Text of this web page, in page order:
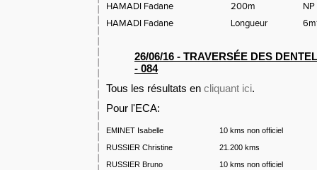
HAMADI Fadane
200m NP
HAMADI Fadane
Longueur
26/06/16 - TRAVERSÉE DES
- 084
Tous les résultats en cliquant ici.
Pour l'ECA:
EMINET Isabelle
10 kms non officiel
RUSSIER Christine
21.200 kms
RUSSIER Bruno
10 kms non officiel